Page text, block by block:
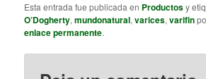
Esta entrada fue publicada en Productosy
O’Dogherty,mundonatural,varices,varifin
enlace permanente.